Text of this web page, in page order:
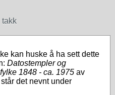
takk
kan huske å ha sett dette
Datostempler og
1848 - ca. 1975 av
det nevnt under